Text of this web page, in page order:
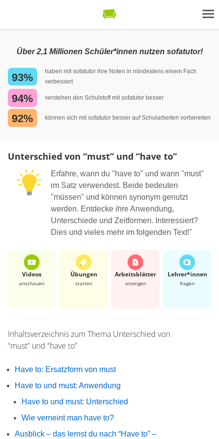
Über 2,1 Millionen Schüler*innen nutzen sofatutor!
93%
haben mit sofatutor ihre Noten in mindestens einem Fach
verbessert
94% verstehen den Schulstoff mit sofatutor besser
92% können sich mit sofatutor besser auf Schularbeiten vorbereiten
Unterschied von “must” und “have to”
Erfahre, wann du "have to" und wann "must"
im Satz verwendest. Beide bedeuten
"müssen" und können synonym genutzt
werden. Entdecke ihre Anwendung,
Unterschiede und Zeitformen. Interessiert?
Dies und vieles mehr im folgenden Text!"
Videos
anschauen
Übungen
starten
Arbeits­blätter
anzeigen
Lehrer*​innen
fragen
Inhaltsverzeichnis zum Thema Unterschied von
“must” und “have to”
Have to: Ersatzform von must
Have to und must: Anwendung
Have to und must: Unterschied
Wie verneint man have to?
Ausblick – das lernst du nach “Have to” –